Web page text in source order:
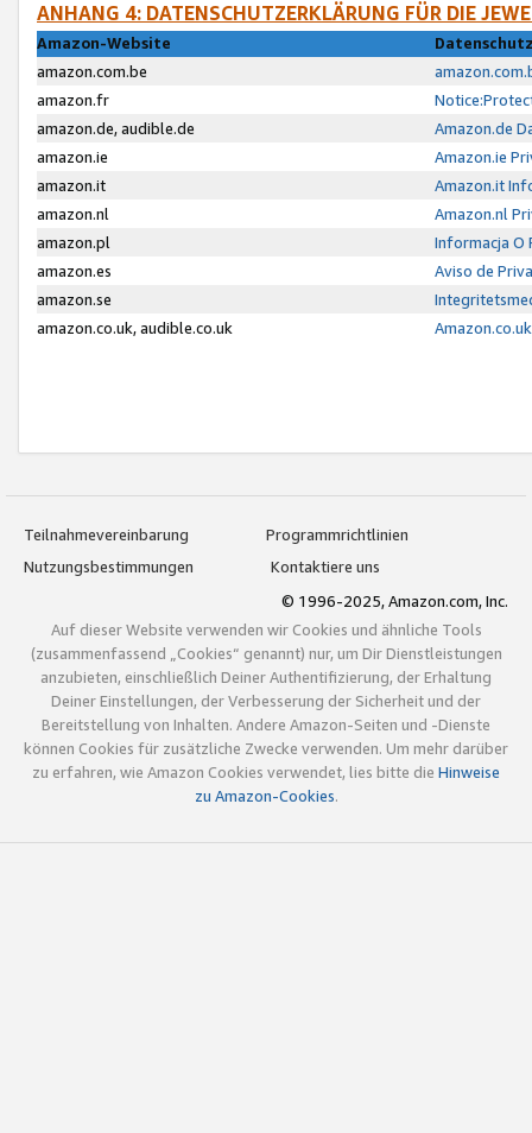
ANHANG 4: DATENSCHUTZERKLÄRUNG FÜR DIE
Amazon-Website
amazon.com.be
amazon.fr
amazon.de, audible.de
Amazon.de
amazon.ie
Amazon.ie
amazon.it
Amazon.it
amazon.nl
Amazon.nl
amazon.pl
Informacja O
amazon.es
Aviso de
amazon.se
amazon.co.uk, audible.co.uk
Teilnahmevereinbarung
Programmrichtlinien
Nutzungsbestimmungen
Kontaktiere uns
© 1996-2025, Amazon.com, Inc.
Auf dieser Website verwenden wir Cookies und ähnliche Tools
(zusammenfassend „Cookies“ genannt) nur, um Dir Dienstleistungen
anzubieten, einschließlich Deiner Authentifizierung, der Erhaltung
Deiner Einstellungen, der Verbesserung der Sicherheit und der
Bereitstellung von Inhalten. Andere Amazon-Seiten und -Dienste
können Cookies für zusätzliche Zwecke verwenden. Um mehr darüber
zu erfahren, wie Amazon Cookies verwendet, lies bitte die Hinweise
zu Amazon-Cookies.